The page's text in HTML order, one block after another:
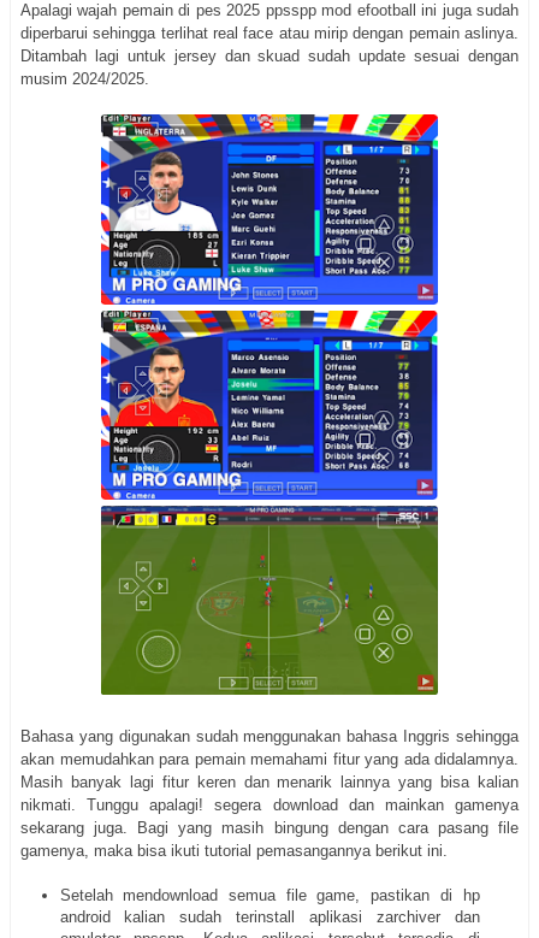
Apalagi wajah pemain di pes 2025 ppsspp mod efootball ini juga sudah
diperbarui sehingga terlihat real face atau mirip dengan pemain aslinya.
Ditambah lagi untuk jersey dan skuad sudah update sesuai dengan
musim 2024/2025.
Bahasa yang digunakan sudah menggunakan bahasa Inggris sehingga
akan memudahkan para pemain memahami fitur yang ada didalamnya.
Masih banyak lagi fitur keren dan menarik lainnya yang bisa kalian
nikmati. Tunggu apalagi! segera download dan mainkan gamenya
sekarang juga. Bagi yang masih bingung dengan cara pasang file
gamenya, maka bisa ikuti tutorial pemasangannya berikut ini.
Setelah mendownload semua file game, pastikan di hp
android kalian sudah terinstall aplikasi zarchiver dan